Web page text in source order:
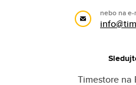
nebo na e-
Timestore na